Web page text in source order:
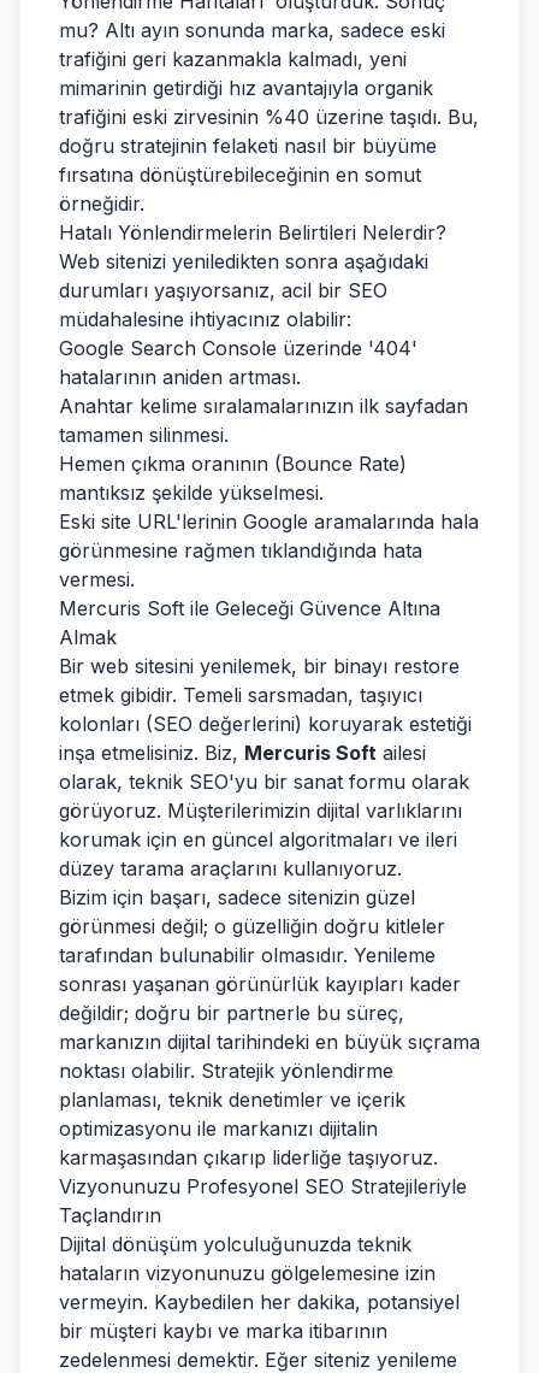
mu? Altı ayın sonunda marka, sadece eski
trafiğini geri kazanmakla kalmadı, yeni
mimarinin getirdiği hız avantajıyla organik
trafiğini eski zirvesinin %40 üzerine taşıdı. Bu,
doğru stratejinin felaketi nasıl bir büyüme
fırsatına dönüştürebileceğinin en somut
örneğidir.
Hatalı Yönlendirmelerin Belirtileri Nelerdir?
Web sitenizi yeniledikten sonra aşağıdaki
durumları yaşıyorsanız, acil bir SEO
müdahalesine ihtiyacınız olabilir:
Google Search Console üzerinde '404'
hatalarının aniden artması.
Anahtar kelime sıralamalarınızın ilk sayfadan
tamamen silinmesi.
Hemen çıkma oranının (Bounce Rate)
mantıksız şekilde yükselmesi.
Eski site URL'lerinin Google aramalarında hala
görünmesine rağmen tıklandığında hata
vermesi.
Mercuris Soft ile Geleceği Güvence Altına
Almak
Bir web sitesini yenilemek, bir binayı restore
etmek gibidir. Temeli sarsmadan, taşıyıcı
kolonları (SEO değerlerini) koruyarak estetiği
inşa etmelisiniz. Biz, Mercuris Soft ailesi
olarak, teknik SEO'yu bir sanat formu olarak
görüyoruz. Müşterilerimizin dijital varlıklarını
korumak için en güncel algoritmaları ve ileri
düzey tarama araçlarını kullanıyoruz.
Bizim için başarı, sadece sitenizin güzel
görünmesi değil; o güzelliğin doğru kitleler
tarafından bulunabilir olmasıdır. Yenileme
sonrası yaşanan görünürlük kayıpları kader
değildir; doğru bir partnerle bu süreç,
markanızın dijital tarihindeki en büyük sıçrama
noktası olabilir. Stratejik yönlendirme
planlaması, teknik denetimler ve içerik
optimizasyonu ile markanızı dijitalin
karmaşasından çıkarıp liderliğe taşıyoruz.
Vizyonunuzu Profesyonel SEO Stratejileriyle
Taçlandırın
Dijital dönüşüm yolculuğunuzda teknik
hataların vizyonunuzu gölgelemesine izin
vermeyin. Kaybedilen her dakika, potansiyel
bir müşteri kaybı ve marka itibarının
zedelenmesi demektir. Eğer siteniz yenileme